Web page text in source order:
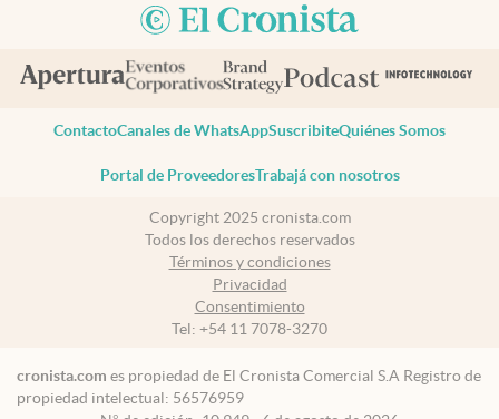
ContactoCanales de WhatsAppSuscribiteQuiénes Somos
Portal de ProveedoresTrabajá con nosotros
Copyright 2025 cronista.com
Todos los derechos reservados
Términos y condiciones
Privacidad
Consentimiento
Tel: +54 11 7078-3270
cronista.com es propiedad de El Cronista Comercial S.A Registro de
propiedad intelectual: 56576959